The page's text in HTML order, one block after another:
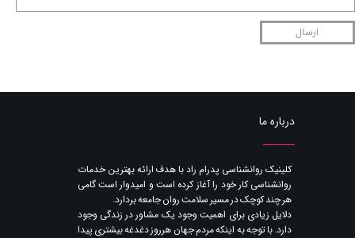
ارسال
درباره ما
​کلینیک روانشناسی پدرام راد با هدف ارائه بهترین خدمات
روانشناسی کار خود را آغاز کرده است و امیدوار است گامی
هر چند کوچک در مسیر سلامت روان جامعه بردارد.
دلایل زیادی برای اهمیت وجود یک مشاور در زندگی وجود
دارد. با توجه به اینکه مردم جهان هرروز دغدغه بیشتری پیدا